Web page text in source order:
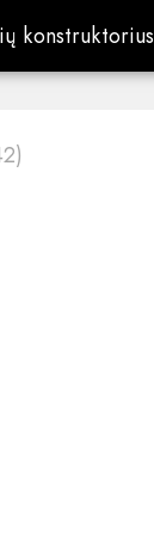
konstruktorius
konstruktorius